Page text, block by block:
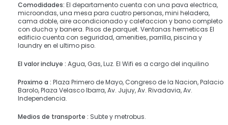
Comodidades: El departamento cuenta con una pava electrica,
microondas, una mesa para cuatro personas, mini heladera,
cama doble, aire acondicionado y calefaccion y bano completo
con ducha y banera. Pisos de parquet. Ventanas hermeticas El
edificio cuenta con seguridad, amenities, parrilla, piscina y
laundry en el ultimo piso.
El valor incluye : Agua, Gas, Luz. El Wifi es a cargo del inquilino
Proximo a : Plaza Primero de Mayo, Congreso de la Nacion, Palacio
Barolo, Plaza Velasco Ibarra, Av. Jujuy, Av. Rivadavia, Av.
Independencia.
Medios de transporte : Subte y metrobus.